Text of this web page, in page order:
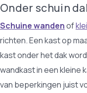
Onder schuin
Schuine wandenof
richten. Een kast op
kast onder het dak
wandkast in een kleine
van beperkingen juist